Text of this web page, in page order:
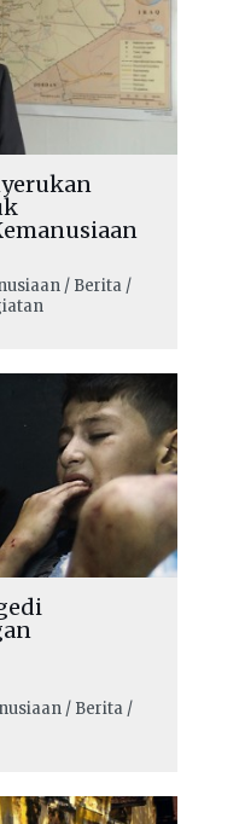
/ Berita /
/ Berita /